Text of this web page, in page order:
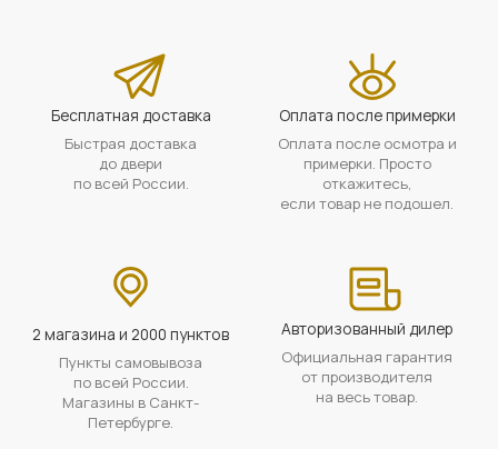
Бесплатная доставка
Быстрая доставка
до двери
по всей России.
Оплата после примерки
Оплата после осмотра и
примерки. Просто
откажитесь,
если товар не подошел.
2 магазина и 2000 пунктов
Пункты самовывоза
по всей России.
Магазины в Санкт-
Петербурге.
Авторизованный дилер
Официальная гарантия
от производителя
на весь товар.